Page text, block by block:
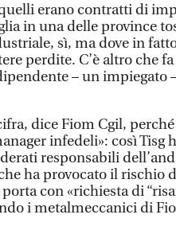
erano contratti di
in una delle province
sì, ma dove in
perdite. C’è altro che
– un impiegato
dice Fiom Cgil,
infedeli»: così Tisg
responsabili
ha provocato il rischio
con «richiesta di
i metalmeccanici di